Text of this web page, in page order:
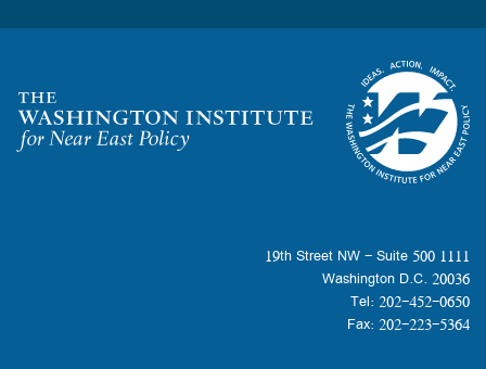
Homepage
1111 19th Street NW - Suite 500
Washington D.C. 20036
Tel: 202-452-0650
Fax: 202-223-5364